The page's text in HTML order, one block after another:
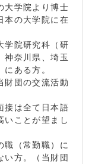
大学院より博士
本の大学院に在
学院研究科（研
神奈川県、埼玉
ある方。
財団の交流活動
接は全て日本語
いことが望まし
職（常勤職）に
い方。（当財団